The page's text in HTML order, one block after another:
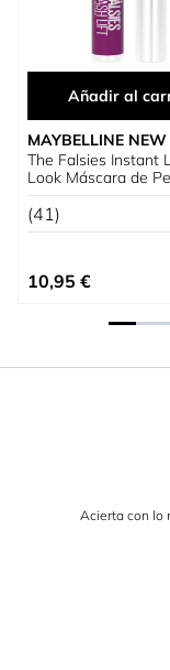
Añadir al
MAYBELLINE NEW
The Falsies Instant
Look Máscara de
(41)
10,95 €
Acierta con lo